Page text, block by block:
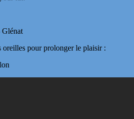
oreilles pour prolonger le plaisir :